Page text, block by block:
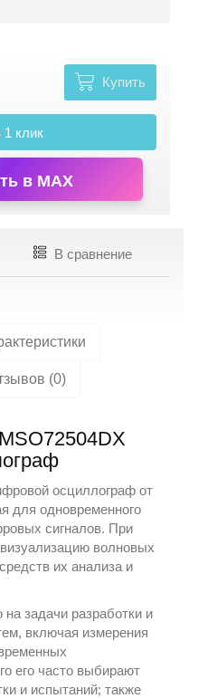
Купить
1 клик
в MAX
В сравнение
(0)
осциллограф от
для одновременного
сигналов. При
волновых
их анализа и
на задачи разработки и
включая измерения
его часто выбирают
и испытаний; также